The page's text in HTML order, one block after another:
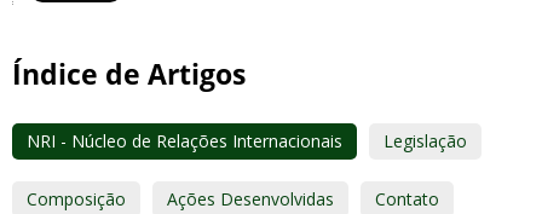
Índice de Artigos
NRI - Núcleo de Relações Internacionais Legislação
Composição Ações Desenvolvidas Contato